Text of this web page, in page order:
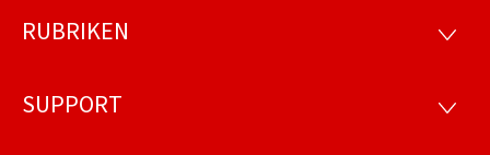
Footer
RUBRIKEN
SUPPORT